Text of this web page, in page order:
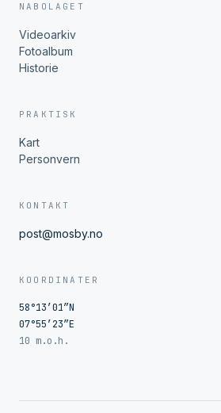
NABOLAGET
Videoarkiv
Fotoalbum
Historie
PRAKTISK
Kart
Personvern
KONTAKT
post@mosby.no
KOORDINATER
58°13′01″N
07°55′23″E
10 m.o.h.